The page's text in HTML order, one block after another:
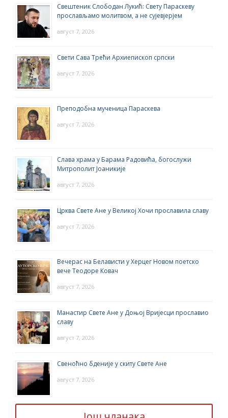
Свештеник Слободан Лукић: Свету Параскеву
прослављамо молитвом, а не сујевјерјем
август 7, 2026
Свети Сава Трећи Архиепископ српски
август 7, 2026
Преподобна мученица Параскева
август 7, 2026
Слава храма у Барама Радовића, богослужи
Митрополит Јоаникије
август 7, 2026
Црква Свете Ане у Великој Хочи прославила славу
август 7, 2026
Вечерас на Белависти у Херцег Новом поетско
вече Теодоре Ковач
август 7, 2026
Манастир Свете Ане у Доњој Вријесци прославио
славу
август 7, 2026
Свеноћно бденије у скиту Свете Ане
август 7, 2026